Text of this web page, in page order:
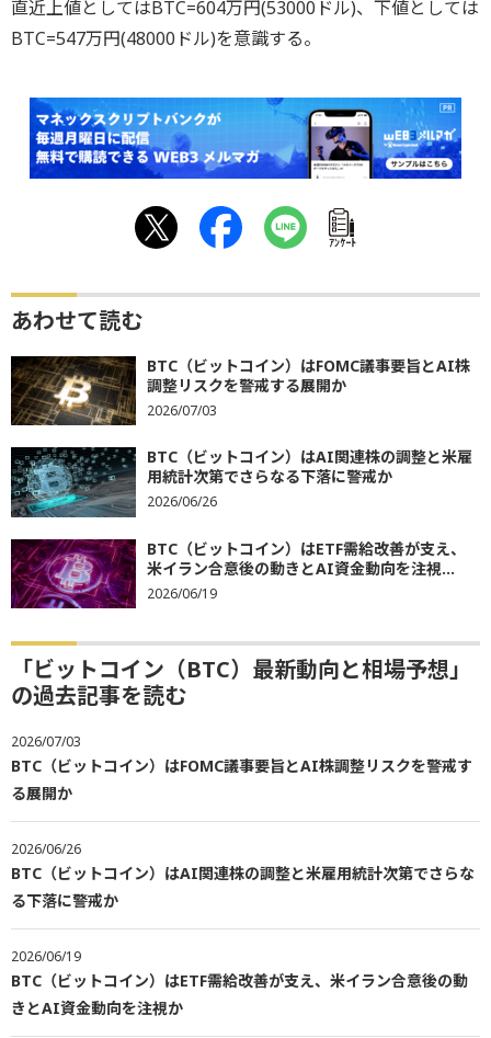
直近上値としてはBTC=604万円(53000ドル)、下値としては
BTC=547万円(48000ドル)を意識する。
ｱﾝｹｰﾄ
あわせて読む
BTC（ビットコイン）はFOMC議事要旨とAI株
調整リスクを警戒する展開か
2026/07/03
BTC（ビットコイン）はAI関連株の調整と米雇
用統計次第でさらなる下落に警戒か
2026/06/26
BTC（ビットコイン）はETF需給改善が支え、
米イラン合意後の動きとAI資金動向を注視...
2026/06/19
「ビットコイン（BTC）最新動向と相場予想」
の過去記事を読む
2026/07/03
BTC（ビットコイン）はFOMC議事要旨とAI株調整リスクを警戒す
る展開か
2026/06/26
BTC（ビットコイン）はAI関連株の調整と米雇用統計次第でさらな
る下落に警戒か
2026/06/19
BTC（ビットコイン）はETF需給改善が支え、米イラン合意後の動
きとAI資金動向を注視か